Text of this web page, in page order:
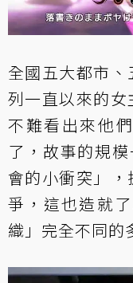
全國五大都市
列一直以來的
不難看出來他
了，故事的規
會的小衝突」
爭，這也造就
織」完全不同的